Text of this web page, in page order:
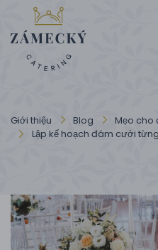
Giới thiệu Blog
Mẹo cho
Lập kế hoạch đám cưới